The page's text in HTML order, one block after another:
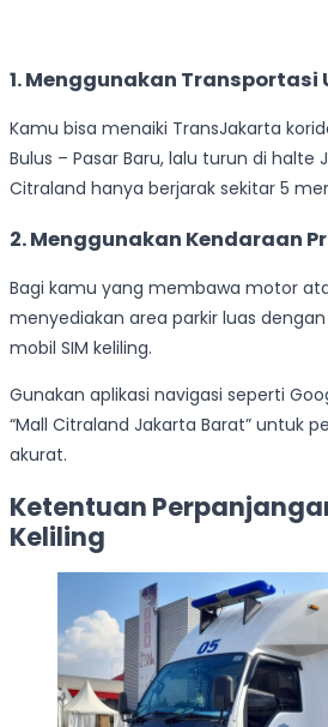
1. Menggunakan Transportasi
Kamu bisa menaiki TransJakarta
Bulus – Pasar Baru, lalu turun di halte
Citraland hanya berjarak sekitar 5
2. Menggunakan Kendaraan
Bagi kamu yang membawa motor
menyediakan area parkir luas
mobil SIM keliling.
Gunakan aplikasi navigasi seperti
“Mall Citraland Jakarta Barat” untuk
akurat.
Ketentuan
Keliling